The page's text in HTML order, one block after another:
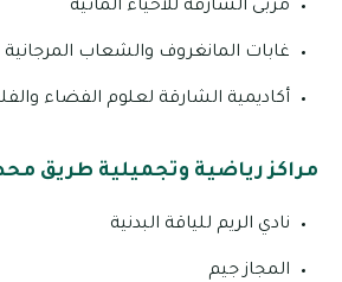
مربى الشارقة للأحياء المائية
غابات المانغروف والشعاب المرجانية
أكاديمية الشارقة لعلوم الفضاء
مراكز رياضية وتجميلية طريق
نادي الريم للياقة البدنية
المجاز جيم